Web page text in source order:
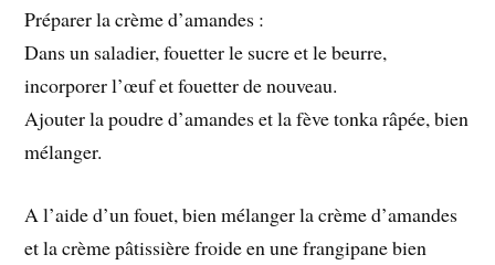
Préparer la crème d’amandes :
Dans un saladier, fouetter le sucre et le beurre,
incorporer l’œuf et fouetter de nouveau.
Ajouter la poudre d’amandes et la fève tonka râpée, bien
mélanger.
A l’aide d’un fouet, bien mélanger la crème d’amandes
et la crème pâtissière froide en une frangipane bien